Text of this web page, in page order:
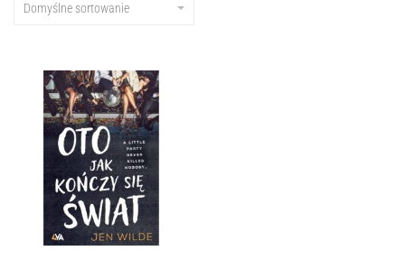
Domyślne sortowanie